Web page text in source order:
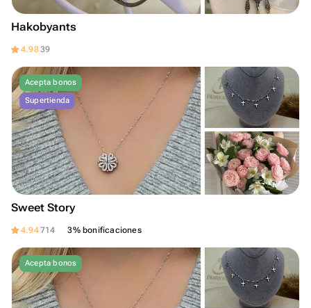
Hakobyants
4.9839
Acepta bonos
Supertienda
Sweet Story
4.94714 3% bonificaciones
Acepta bonos